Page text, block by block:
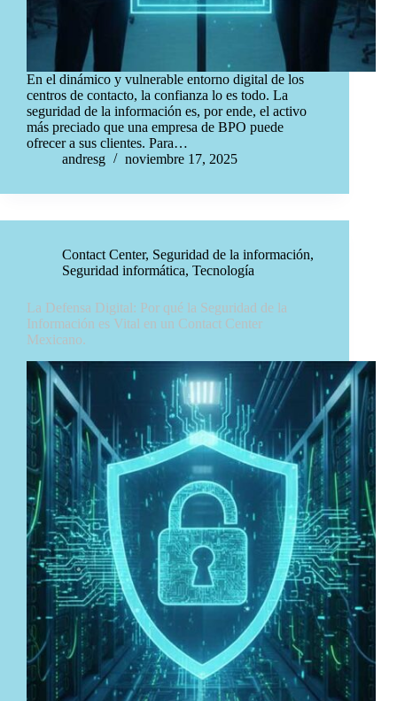
En el dinámico y vulnerable entorno digital de los
centros de contacto, la confianza lo es todo. La
seguridad de la información es, por ende, el activo
más preciado que una empresa de BPO puede
ofrecer a sus clientes. Para…
andresg
noviembre 17, 2025
Contact Center, Seguridad de la información,
Seguridad informática, Tecnología
La Defensa Digital: Por qué la Seguridad de la
Información es Vital en un Contact Center
Mexicano.